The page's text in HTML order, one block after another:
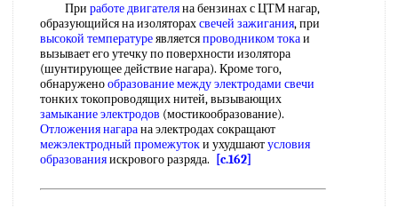
При работе двигателяна бензинах с ЦТМ нагар,
образующийся на изоляторахсвечей зажигания, при
высокой температуреявляетсяпроводником токаи
вызывает его утечку по поверхности изолятора
(шунтирующее действие нагара). Кроме того,
обнаруженообразование междуэлектродами свечи
тонких токопроводящих нитей, вызывающих
замыкание электродов (мостикообразование).
Отложения нагарана электродах сокращают
межэлектродный промежутоки ухудшаютусловия
образованияискрового разряда. [c.162]